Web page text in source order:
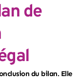
de
du bilan. Elle